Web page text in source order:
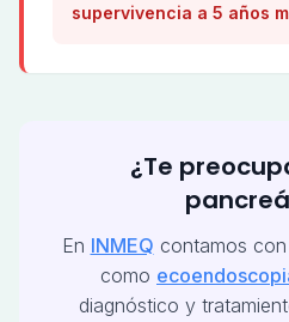
supervivencia a 5 años
¿Te
En INMEQ contamos
como
diagnóstico y